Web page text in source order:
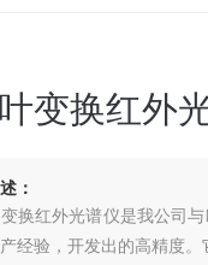
变换红外
：
换红外光谱仪是我公司
经验，开发出的高精度